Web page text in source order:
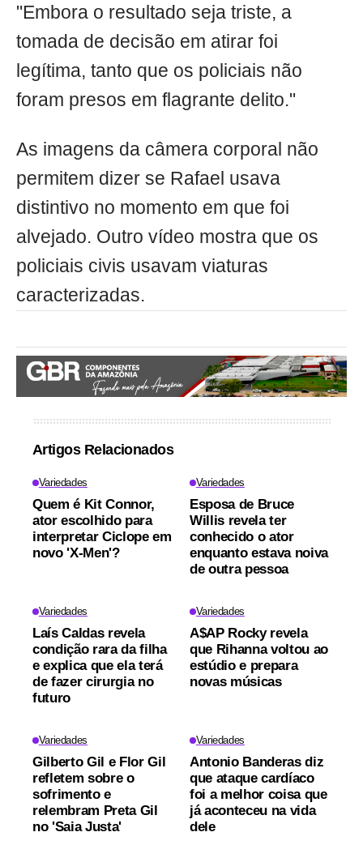
"Embora o resultado seja triste, a
tomada de decisão em atirar foi
legítima, tanto que os policiais não
foram presos em flagrante delito."
As imagens da câmera corporal não
permitem dizer se Rafael usava
distintivo no momento em que foi
alvejado. Outro vídeo mostra que os
policiais civis usavam viaturas
caracterizadas.
Artigos Relacionados
Variedades
Quem é Kit Connor,
ator escolhido para
interpretar Ciclope em
novo 'X-Men'?
Variedades
Esposa de Bruce
Willis revela ter
conhecido o ator
enquanto estava noiva
de outra pessoa
Variedades
Laís Caldas revela
condição rara da filha
e explica que ela terá
de fazer cirurgia no
futuro
Variedades
A$AP Rocky revela
que Rihanna voltou ao
estúdio e prepara
novas músicas
Variedades
Gilberto Gil e Flor Gil
refletem sobre o
sofrimento e
relembram Preta Gil
no 'Saia Justa'
Variedades
Antonio Banderas diz
que ataque cardíaco
foi a melhor coisa que
já aconteceu na vida
dele